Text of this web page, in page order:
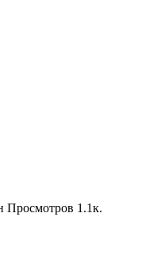
Просмотров 1.1к.